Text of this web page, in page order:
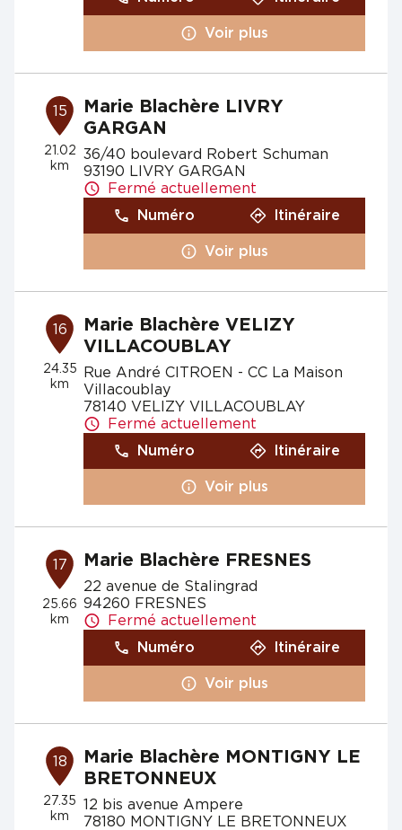
Voir plus
15
21.02
km
Marie Blachère LIVRY
GARGAN
36/40 boulevard Robert Schuman
93190 LIVRY GARGAN
Fermé actuellement
Numéro
Itinéraire
Voir plus
16
24.35
km
Marie Blachère VELIZY
VILLACOUBLAY
Rue André CITROEN - CC La Maison
Villacoublay
78140 VELIZY VILLACOUBLAY
Fermé actuellement
Numéro
Itinéraire
Voir plus
17
25.66
km
Marie Blachère FRESNES
22 avenue de Stalingrad
94260 FRESNES
Fermé actuellement
Numéro
Itinéraire
Voir plus
18
27.35
km
Marie Blachère MONTIGNY LE
BRETONNEUX
12 bis avenue Ampere
78180 MONTIGNY LE BRETONNEUX